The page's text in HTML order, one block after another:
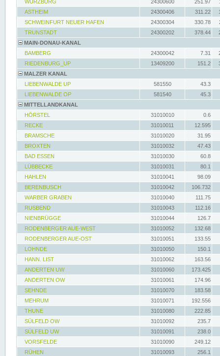
WÜRZBURG 24300600 251.97
ASTHEIM
24300406 311.22
SCHWEINFURT NEUER HAFEN
24300304 330.78
TRUNSTADT
24300202 378.44
MAIN-DONAU-KANAL
BAMBERG
24300042 7.31
RIEDENBURG_UP
13409200 151.2
MALZER KANAL
LIEBENWALDE UP
581550
43.3
LIEBENWALDE OP
581540
45.3
MITTELLANDKANAL
HÖRSTEL
31010010
0.6
RECKE
31010011
12.595
BRAMSCHE
31010020
31.95
BROXTEN
31010032
47.43
BAD ESSEN
31010030
60.8
LÜBBECKE
31010031
80.1
HAHLEN
31010041
98.09
BERENBUSCH
31010042
106.732
WARBER GRABEN
31010040
111.75
RUSBEND
31010043
112.16
NIENBRÜGGE
31010044
126.7
RODENBERGER AUE-WEST
31010052
132.68
RODENBERGER AUE-OST
31010051
133.55
LOHNDE
31010050
150.1
HANN. LIST
31010062
163.56
ANDERTEN UW
31010060
173.425
ANDERTEN OW
31010061
174.96
SEHNDE
31010070
183.58
MEHRUM
31010071
192.556
THUNE
31010080
222.85
SÜLFELD OW
31010092
235.7
SÜLFELD UW
31010091
238.0
VORSFELDE
31010090
249.12
RÜHEN
31010093
256.1